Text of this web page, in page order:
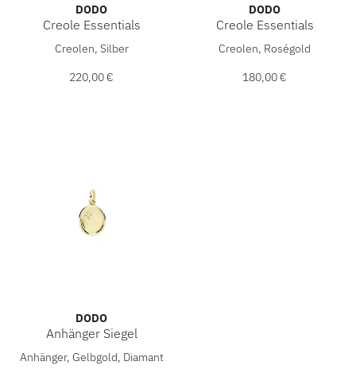
DODO
Creole Essentials
DoDo Creole Essentials, Ref: DOC5029-ESSEN-000AG,
Creolen, Silber
220,00 €
DODO
Creole Essentials
DoDo Creole Essentials,
Creolen, Roségold
180,00 €
DODO
Anhänger Siegel
DoDo Anhänger Siegel, Ref: DMC5020-SIGNE-DB09G,
Anhänger, Gelbgold, Diamant